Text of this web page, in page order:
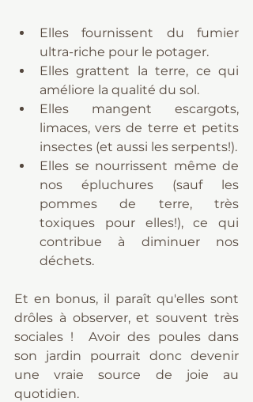
Elles fournissent du fumier
ultra-riche pour le potager.
Elles grattent la terre, ce qui
améliore la qualité du sol.
Elles mangent escargots,
limaces, vers de terre et petits
insectes (et aussi les serpents!).
Elles se nourrissent même de
nos épluchures (sauf les
pommes de terre, très
toxiques pour elles!), ce qui
contribue à diminuer nos
déchets.
Et en bonus, il paraît qu'elles sont
drôles à observer, et souvent très
sociales !  Avoir des poules dans
son jardin pourrait donc devenir
une vraie source de joie au
quotidien.